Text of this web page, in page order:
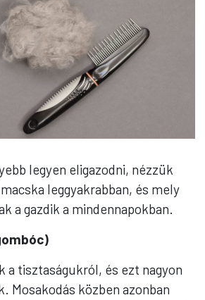
legyen eligazodni, nézzük
leggyakrabban, és mely
a gazdik a mindennapokban.
a tisztaságukról, és ezt nagyon
Mosakodás közben azonban